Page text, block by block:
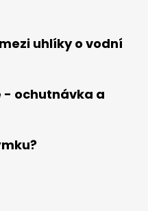
uhlíky o vodní
- ochutnávka a